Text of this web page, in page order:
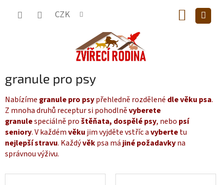
CZK
KOŠÍK
granule pro psy
Nabízíme granule pro psypřehledně rozdělené dlevěku psa.
Z mnoha druhů receptur si pohodlněvyberete
granulespeciálně proštěňata, dospělé psy, nebo psí
seniory. V každémvěku jim vyjděte vstříc avybertetu
nejlepší stravu. Každývěkpsa má jiné požadavkyna
správnou výživu.